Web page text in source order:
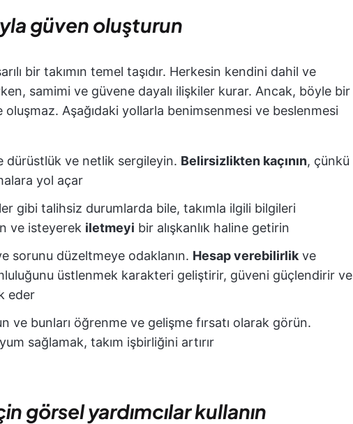
güven oluşturun
bir takımın temel taşıdır. Herkesin kendini dahil ve
samimi ve güvene dayalı ilişkiler kurar. Ancak, böyle bir
Aşağıdaki yollarla benimsenmesi ve beslenmesi
dürüstlük ve netlik sergileyin. Belirsizlikten kaçının, çünkü
yol açar
gibi talihsiz durumlarda bile, takımla ilgili bilgileri
ve isteyerek iletmeyi bir alışkanlık haline getirin
sorunu düzeltmeye odaklanın. Hesap verebilirlik ve
üstlenmek karakteri geliştirir, güveni güçlendirir ve
eder
ve bunları öğrenme ve gelişme fırsatı olarak görün.
sağlamak, takım işbirliğini artırır
görsel yardımcılar kullanın